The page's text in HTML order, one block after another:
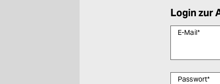
Login zur
E-Mail*
Passwort*